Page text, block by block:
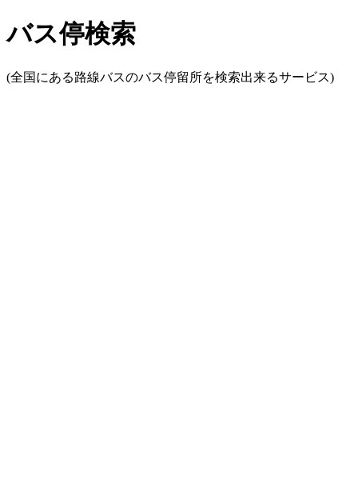
バス停検索
(全国にある路線バスのバス停留所を検索出来るサービス)